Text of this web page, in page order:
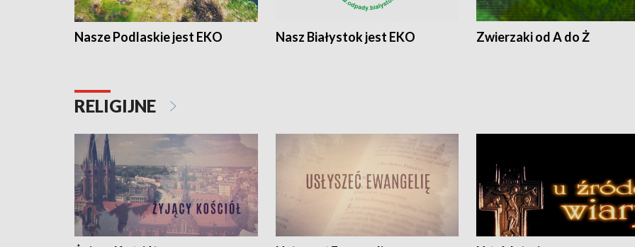
Nasze Podlaskie jest EKO Nasz Białystok jest EKO Zwierzaki od A do Ż
RELIGIJNE